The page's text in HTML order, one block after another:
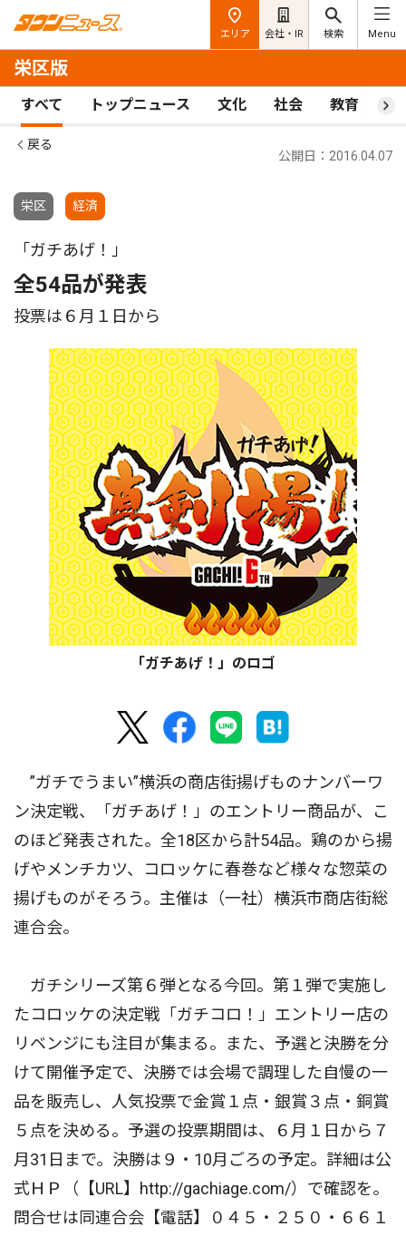
エリア 会社・IR 検索 Menu
栄区版
すべて トップニュース 文化 社会 教育 ス
戻る
栄区 経済
公開日：2016.04.07
「ガチあげ！」
全54品が発表
投票は６月１日から
「ガチあげ！」のロゴ
”ガチでうまい”横浜の商店街揚げものナンバーワ
ン決定戦、「ガチあげ！」のエントリー商品が、こ
のほど発表された。全18区から計54品。鶏のから揚
げやメンチカツ、コロッケに春巻など様々な惣菜の
揚げものがそろう。主催は（一社）横浜市商店街総
連合会。
ガチシリーズ第６弾となる今回。第１弾で実施し
たコロッケの決定戦「ガチコロ！」エントリー店の
リベンジにも注目が集まる。また、予選と決勝を分
けて開催予定で、決勝では会場で調理した自慢の一
品を販売し、人気投票で金賞１点・銀賞３点・銅賞
５点を決める。予選の投票期間は、６月１日から７
月31日まで。決勝は９・10月ごろの予定。詳細は公
式ＨＰ（【URL】http://gachiage.com/）で確認を。
問合せは同連合会【電話】０４５・２５０・６６１